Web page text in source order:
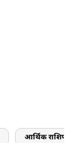
आर्थिक